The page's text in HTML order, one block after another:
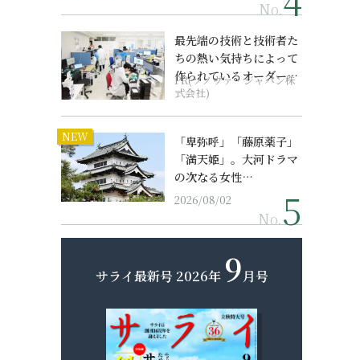
No.
最先端の技術と技術者た
ちの熱い気持ちによって
作られているオーダーメ
イド補聴器
PR(ソノヴァ・ジャパン株
式会社)
NEW
「卑弥呼」「藤原薬子」
「満天姫」。大河ドラマ
の次なる女性…
2026/08/02
No.
サライ最新号 2026年 9月号